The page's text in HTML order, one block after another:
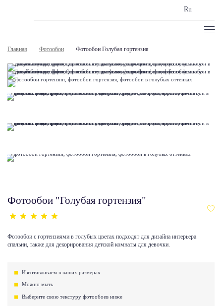
Ru
Главная Фотообои Фотообои Голубая гортензия
Фотообои "Голубая гортензия"
Фотообои с гортензиями в голубых цветах подходят для дизайна интерьера
спальни, также для декорирования детской комнаты для девочки.
Изготавливаем в ваших размерах
Можно мыть
Выберите свою текстуру фотообоев ниже